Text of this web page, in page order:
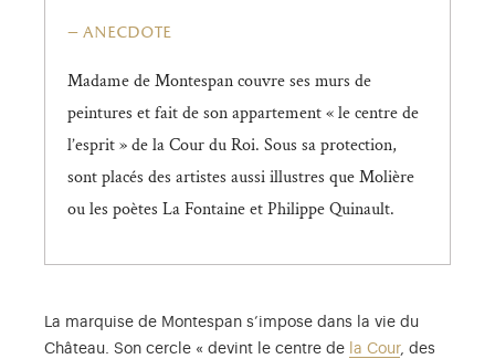
anecdote
Madame de Montespan couvre ses murs de
peintures et fait de son appartement « le centre de
l’esprit » de la Cour du Roi. Sous sa protection,
sont placés des artistes aussi illustres que Molière
ou les poètes La Fontaine et Philippe Quinault.
La marquise de Montespan s’impose dans la vie du
Château. Son cercle « devint le centre de la Cour, des